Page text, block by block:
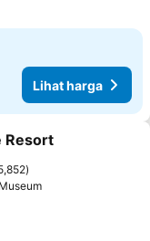
Lihat harga
favorit
Resort